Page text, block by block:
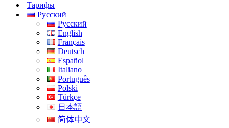
Тарифы
Русский
Русский
English
Français
Deutsch
Español
Italiano
Português
Polski
Türkçe
日本語
简体中文